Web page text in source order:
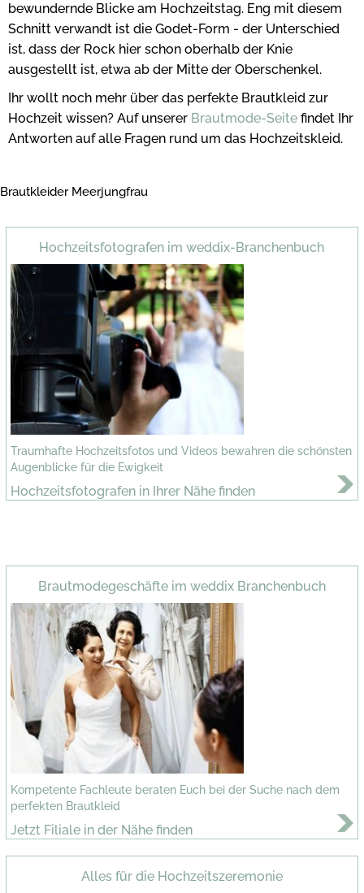
bewundernde Blicke am Hochzeitstag. Eng mit diesem
Schnitt verwandt ist die Godet-Form - der Unterschied
ist, dass der Rock hier schon oberhalb der Knie
ausgestellt ist, etwa ab der Mitte der Oberschenkel.
Ihr wollt noch mehr über das perfekte Brautkleid zur
Hochzeit wissen? Auf unserer Brautmode-Seite findet Ihr
Antworten auf alle Fragen rund um das Hochzeitskleid.
Brautkleider Meerjungfrau
Hochzeitsfotografen im weddix-Branchenbuch
Traumhafte Hochzeitsfotos und Videos bewahren die schönsten
Augenblicke für die Ewigkeit
Hochzeitsfotografen in Ihrer Nähe finden
Brautmodegeschäfte im weddix Branchenbuch
Kompetente Fachleute beraten Euch bei der Suche nach dem
perfekten Brautkleid
Jetzt Filiale in der Nähe finden
Alles für die Hochzeitszeremonie